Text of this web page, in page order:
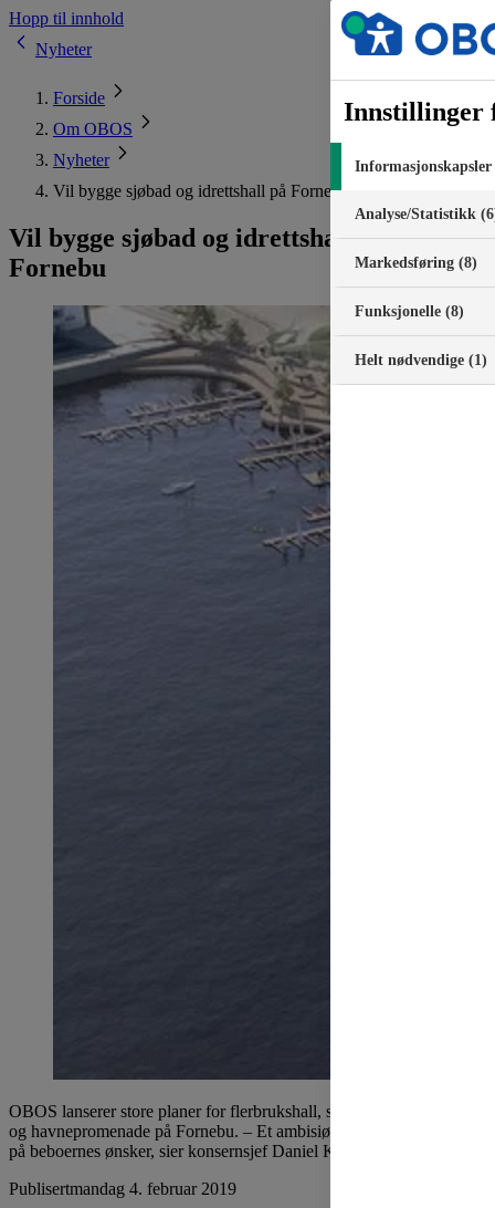
Hopp til innhold
Nyheter
Forside
Om OBOS
Nyheter
Vil bygge sjøbad og idrettshall på Fornebu
Vil bygge sjøbad og idrettshall på
Fornebu
OBOS lanserer store planer for flerbrukshall, sjøbad, flytende sauna
og havnepromenade på Fornebu. – Et ambisiøst prosjekt som svarer
på beboernes ønsker, sier konsernsjef Daniel Kjørberg Siraj.
Publisertmandag 4. februar 2019
Innstillinger
Analyse/Statistikk
Markedsføring (8)
Funksjonelle (8)
Helt nødvendige (1)